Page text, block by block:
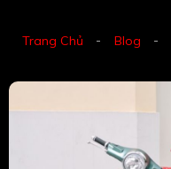
Trang Chủ Blog